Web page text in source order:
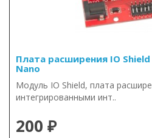
Плата расширения IO
Nano
Модуль IO Shield, плата
интегрированными инт..
200 ₽